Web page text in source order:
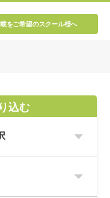
をご希望のスクール様へ
込む